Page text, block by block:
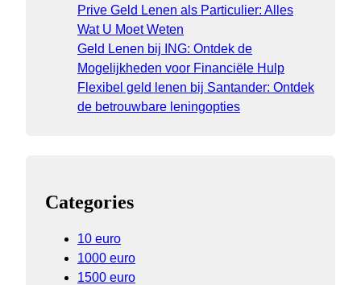
Prive Geld Lenen als Particulier: Alles
Wat U Moet Weten
Geld Lenen bij ING: Ontdek de
Mogelijkheden voor Financiële Hulp
Flexibel geld lenen bij Santander: Ontdek
de betrouwbare leningopties
Categories
10 euro
1000 euro
1500 euro